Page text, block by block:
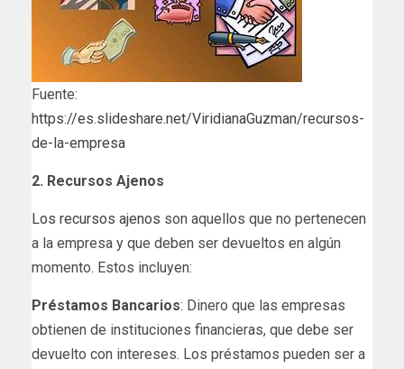
Fuente:
https://es.slideshare.net/ViridianaGuzman/recursos-
de-la-empresa
2. Recursos Ajenos
Los recursos ajenos son aquellos que no pertenecen
a la empresa y que deben ser devueltos en algún
momento. Estos incluyen:
Préstamos Bancarios: Dinero que las empresas
obtienen de instituciones financieras, que debe ser
devuelto con intereses. Los préstamos pueden ser a